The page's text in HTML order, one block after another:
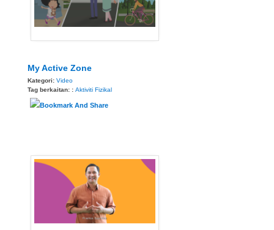
My Active Zone
Kategori: Video
Tag berkaitan: : Aktiviti Fizikal